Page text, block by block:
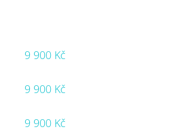
9 900 Kč
9 900 Kč
9 900 Kč